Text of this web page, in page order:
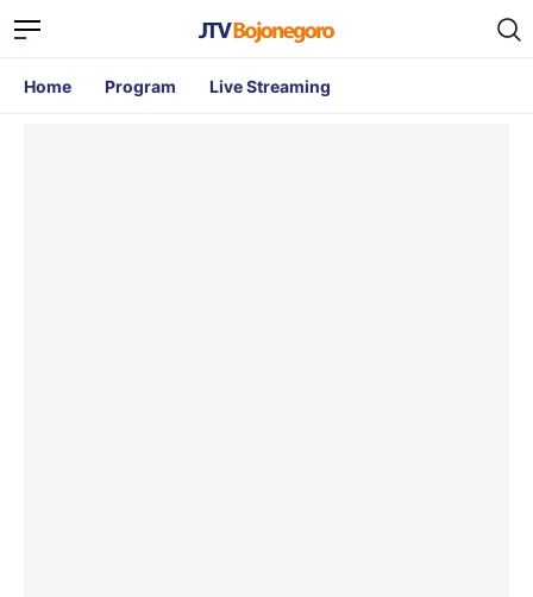
Home Program Live Streaming